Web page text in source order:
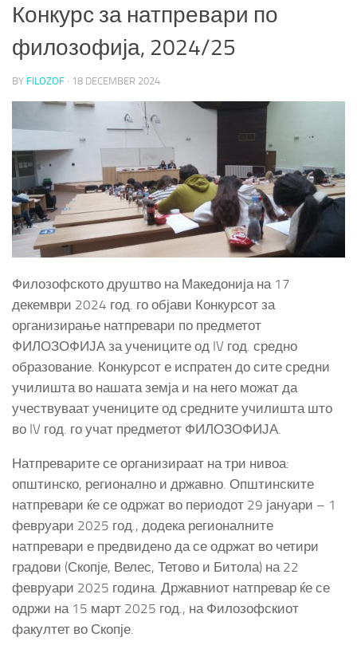
Конкурс за натпревари по
филозофија, 2024/25
BY FILOZOF · 18 DECEMBER 2024
Филозофското друштво на Македонија на 17
декември 2024 год. го објави Конкурсот за
организирање натпревари по предметот
ФИЛОЗОФИЈА за учениците од IV год. средно
образование. Конкурсот е испратен до сите средни
училишта во нашата земја и на него можат да
учествуваат учениците од средните училишта што
во IV год. го учат предметот ФИЛОЗОФИЈА.
Натпреварите се организираат на три нивоа:
општинско, регионално и државно. Општинските
натпревари ќе се одржат во периодот 29 јануари – 1
февруари 2025 год., додека регионалните
натпревари е предвидено да се одржат во четири
градови (Скопје, Велес, Тетово и Битола) на 22
февруари 2025 година. Државниот натпревар ќе се
одржи на 15 март 2025 год., на Филозофскиот
факултет во Скопје.